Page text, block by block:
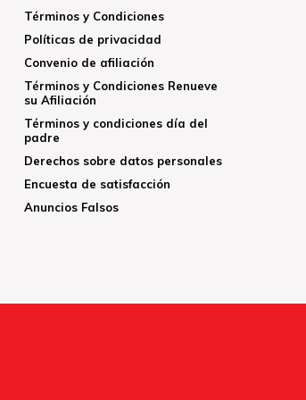
Términos y Condiciones
Políticas de privacidad
Convenio de afiliación
Términos y Condiciones Renueve
su Afiliación
Términos y condiciones día del
padre
Derechos sobre datos personales
Encuesta de satisfacción
Anuncios Falsos